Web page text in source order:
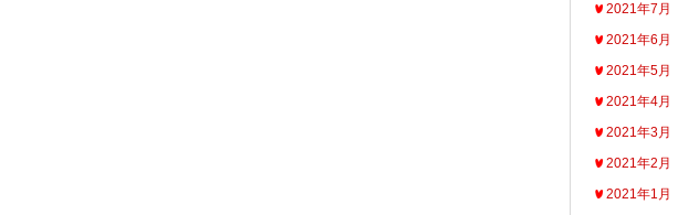
2021年7月
2021年6月
2021年5月
2021年4月
2021年3月
2021年2月
2021年1月